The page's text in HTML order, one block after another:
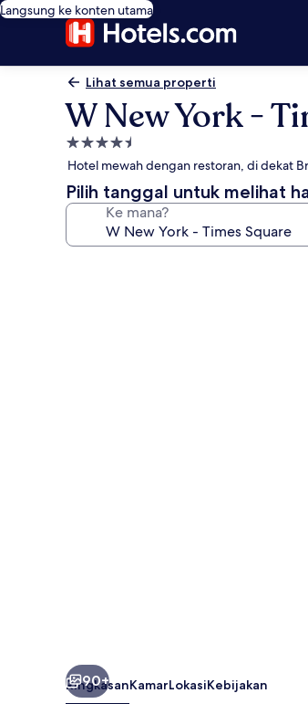
Langsung ke konten utama
Lihat semua properti
W New York -
Properti
bintang
4.5
Hotel mewah dengan restoran, di dekat
Pilih tanggal untuk melihat
Ke mana?
90+
RingkasanKamarLokasiKebijakan